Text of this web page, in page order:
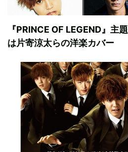
『PRINCE OF LEGEND』
は片寄涼太らの洋楽カバー